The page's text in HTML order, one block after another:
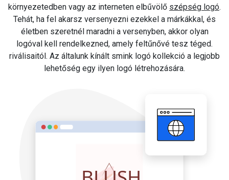
környezetedben vagy az interneten elbűvölő szépség logó.
Tehát, ha fel akarsz versenyezni ezekkel a márkákkal, és
életben szeretnél maradni a versenyben, akkor olyan
logóval kell rendelkezned, amely feltűnővé tesz téged.
riválisaitól. Az általunk kínált smink logó kollekció a legjobb
lehetőség egy ilyen logó létrehozására.